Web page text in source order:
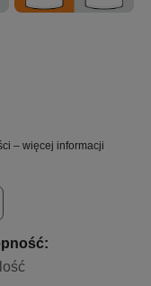
– więcej informacji